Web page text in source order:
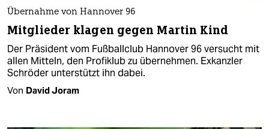
Übernahme von Hannover 96
Mitglieder klagen gegen Martin Kind
Der Präsident vom Fußballclub Hannover 96 versucht mit
allen Mitteln, den Profiklub zu übernehmen. Exkanzler
Schröder unterstützt ihn dabei.
Von David Joram